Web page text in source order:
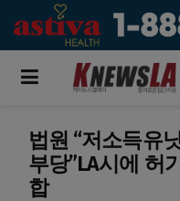
법원 “저소득유
부당”LA시에 허
합